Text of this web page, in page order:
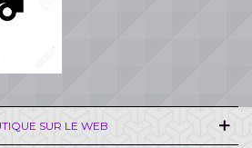
SUR LE WEB